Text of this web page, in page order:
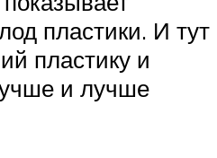
пластики. И тут
пластику и
и лучше